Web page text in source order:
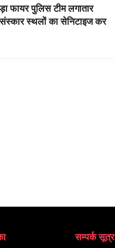
फायर पुलिस टीम लगातार
संस्कार स्थलों का सेनिटाइज कर
सम्पर्क सूत्र